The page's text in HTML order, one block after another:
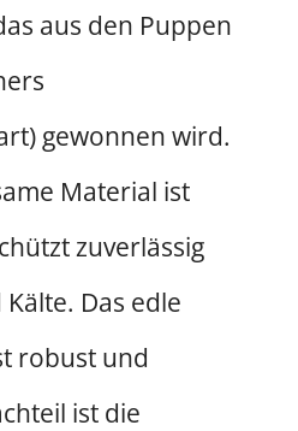
aus den Puppen
gewonnen wird.
Material ist
zuverlässig
Das edle
robust und
ist die